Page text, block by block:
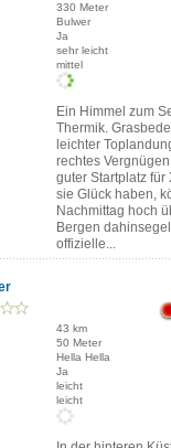
330 Meter
Bulwer
Ja
sehr leicht
mittel
Ein Himmel zum
Thermik.
leichter
rechtes
guter Startplatz für
sie Glück haben,
Nachmittag hoch
Bergen
offizielle...
43 km
50 Meter
Hella Hella
Ja
leicht
leicht